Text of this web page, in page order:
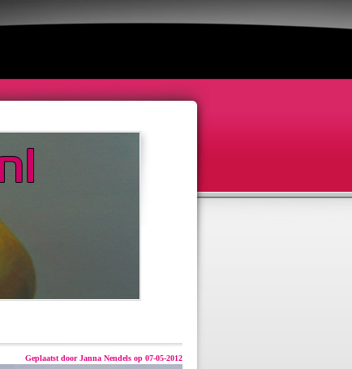
Geplaatst door Janna Nendels op 07-05-2012